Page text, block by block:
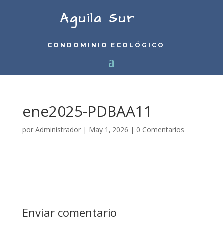
Aguila Sur
CONDOMINIO ECOLÓGICO
ene2025-PDBAA11
por Administrador| May 1, 2026 | 0 Comentarios
Enviar comentario